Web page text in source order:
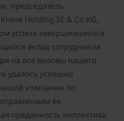
председатель
Holding SE & Co.KG,
успеха завершившегося
вклад сотрудников
на все вызовы нашего
удалось успешно
компании по
ее
преданность коллектива